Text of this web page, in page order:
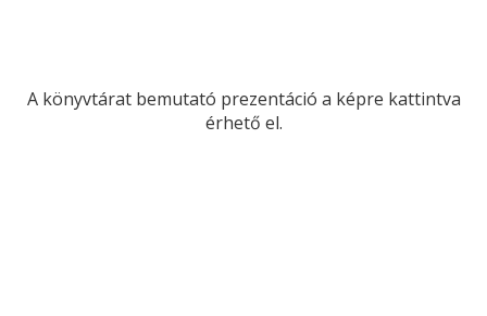
A könyvtárat bemutató prezentáció a képre kattintva
érhető el.